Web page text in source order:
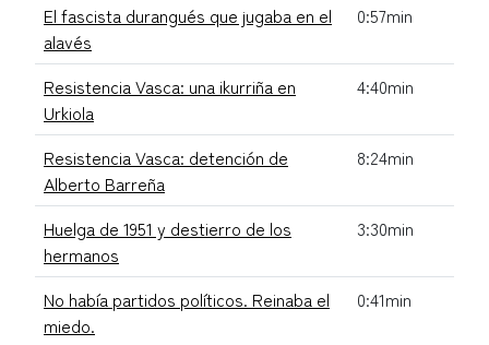
El fascista durangués que jugaba en el
alavés
0:57min
Resistencia Vasca: una ikurriña en
Urkiola
4:40min
Resistencia Vasca: detención de
Alberto Barreña
8:24min
Huelga de 1951 y destierro de los
hermanos
3:30min
No había partidos políticos. Reinaba el
miedo.
0:41min